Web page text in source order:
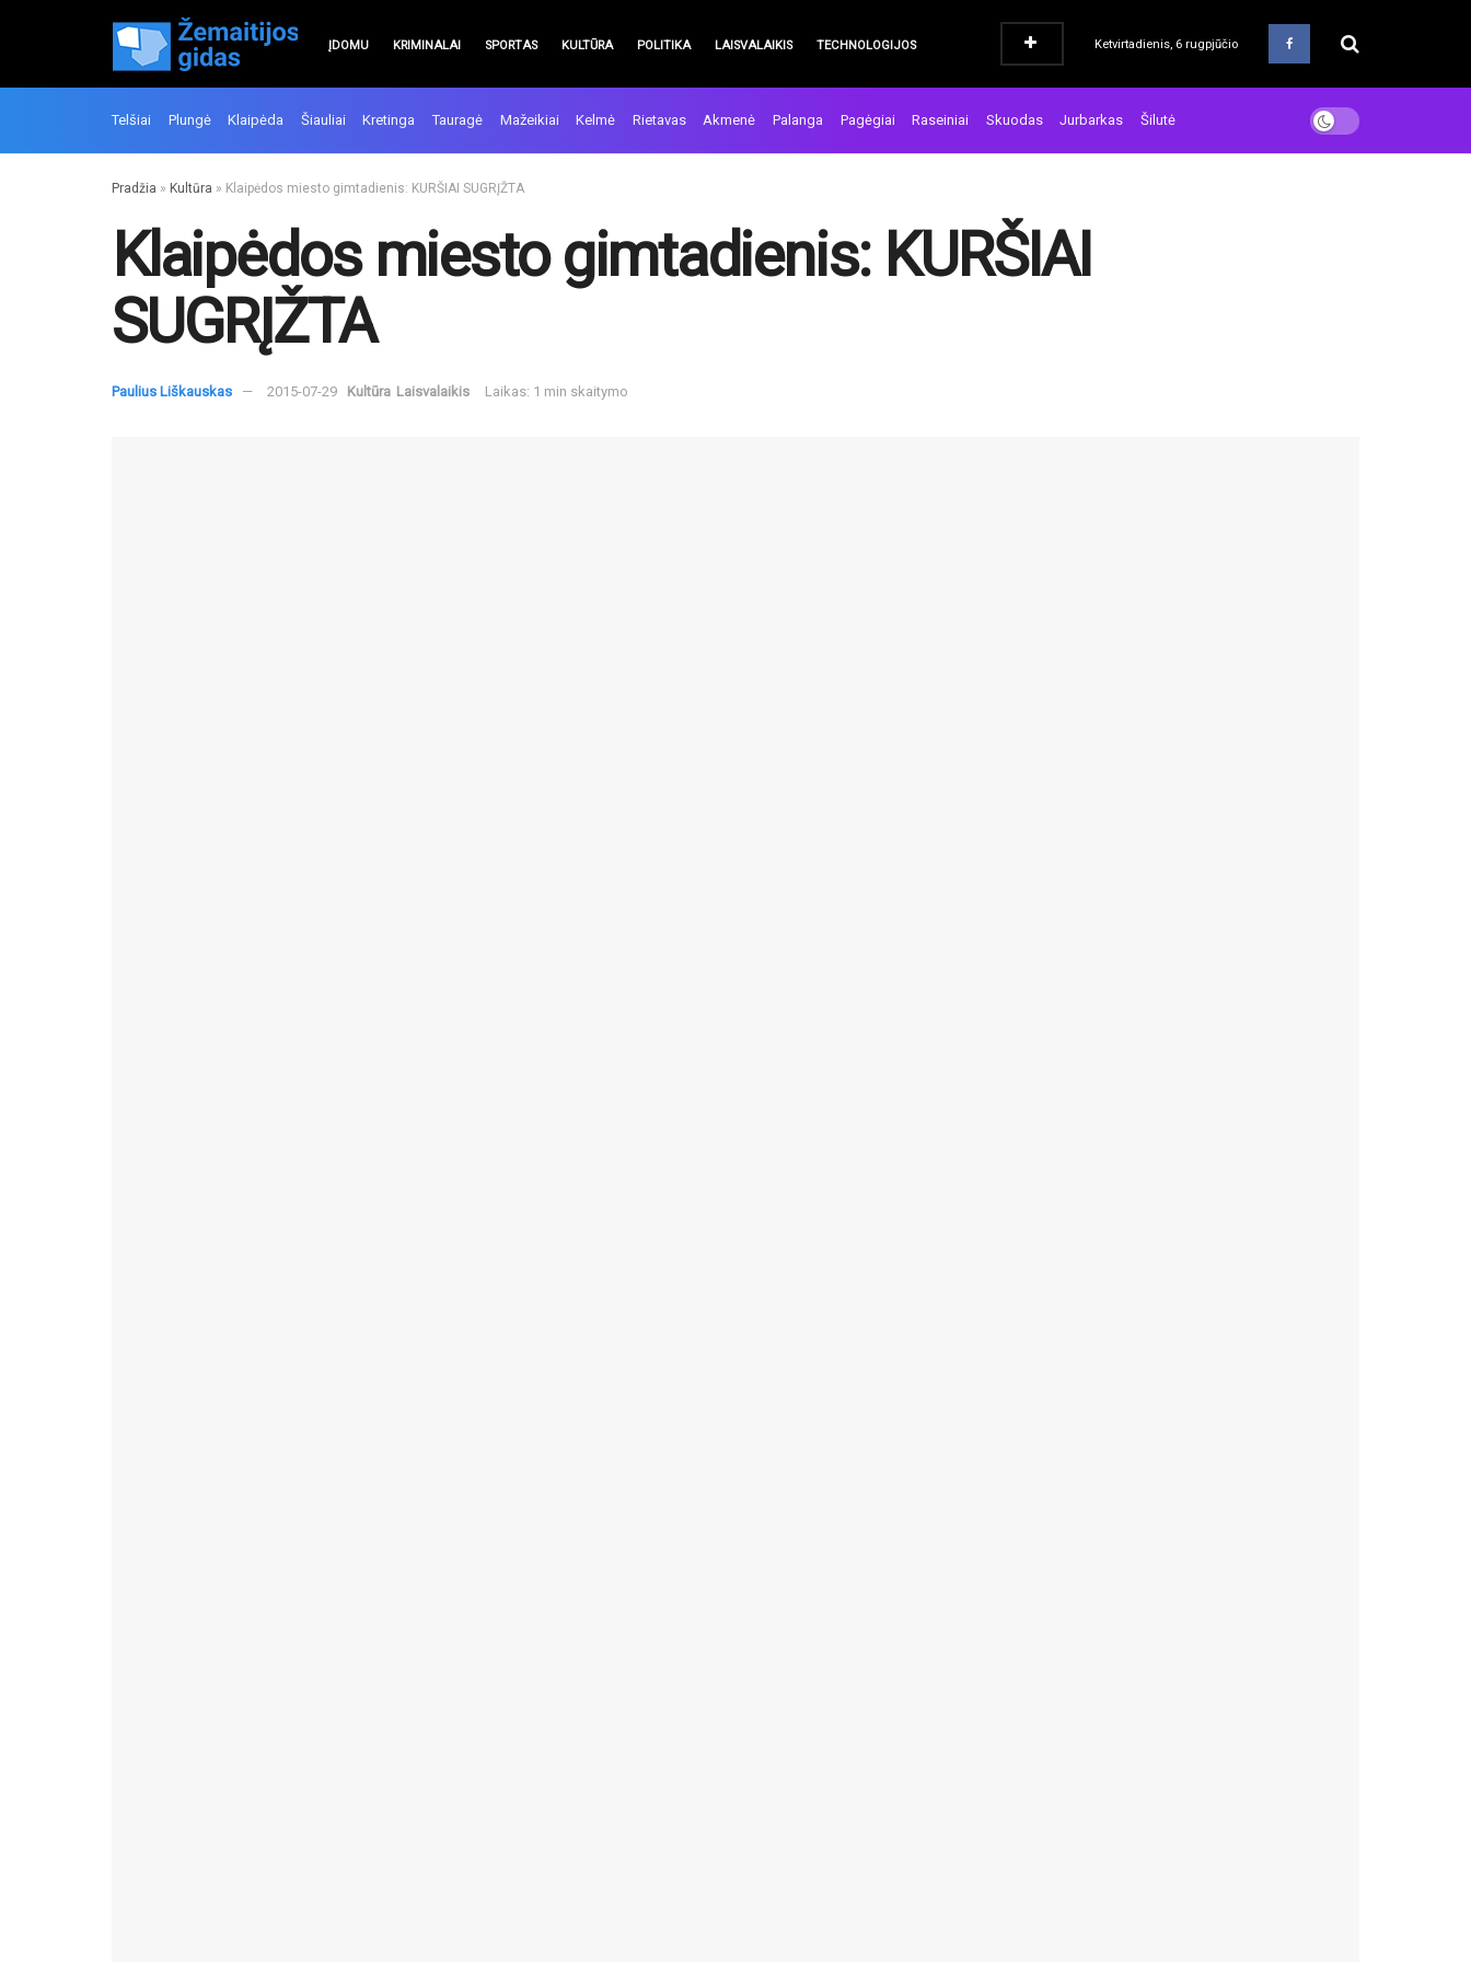
ĮDOMU KRIMINALAI SPORTAS KULTŪRA POLITIKA LAISVALAIKIS TECHNOLOGIJOS Ketvirtadienis, 6 rugpjūčio
Telšiai Plungė Klaipėda Šiauliai Kretinga Tauragė Mažeikiai Kelmė Rietavas Akmenė Palanga Pagėgiai Raseiniai Skuodas Jurbarkas Šilutė
Pradžia » Kultūra » Klaipėdos miesto gimtadienis: KURŠIAI SUGRĮŽTA
Klaipėdos miesto gimtadienis: KURŠIAI
SUGRĮŽTA
Paulius Liškauskas 2015-07-29 Kultūra Laisvalaikis Laikas: 1 min skaitymo